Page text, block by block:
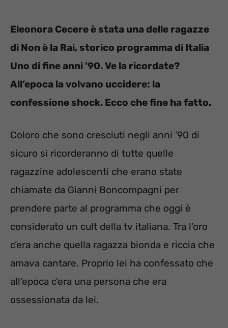
Eleonora Cecere è stata una delle ragazze
di Non è la Rai, storico programma di Italia
Uno di fine anni ’90. Ve la ricordate?
All’epoca la volvano uccidere: la
confessione shock. Ecco che fine ha fatto.
Coloro che sono cresciuti negli anni ’90 di
sicuro si ricorderanno di tutte quelle
ragazzine adolescenti che erano state
chiamate da Gianni Boncompagni per
prendere parte al programma che oggi è
considerato un cult della tv italiana. Tra l’oro
c’era anche quella ragazza bionda e riccia che
amava cantare. Proprio lei ha confessato che
all’epoca c’era una persona che era
ossessionata da lei.